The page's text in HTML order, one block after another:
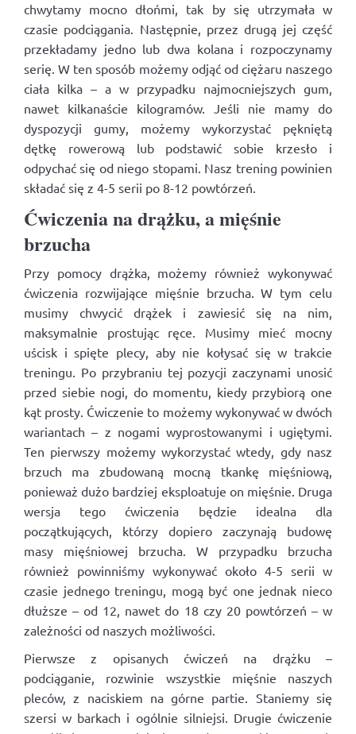
chwytamy mocno dłońmi, tak by się utrzymała w
czasie podciągania. Następnie, przez drugą jej część
przekładamy jedno lub dwa kolana i rozpoczynamy
serię. W ten sposób możemy odjąć od ciężaru naszego
ciała kilka – a w przypadku najmocniejszych gum,
nawet kilkanaście kilogramów. Jeśli nie mamy do
dyspozycji gumy, możemy wykorzystać pękniętą
dętkę rowerową lub podstawić sobie krzesło i
odpychać się od niego stopami. Nasz trening powinien
składać się z 4-5 serii po 8-12 powtórzeń.
Ćwiczenia na drążku, a mięśnie
brzucha
Przy pomocy drążka, możemy również wykonywać
ćwiczenia rozwijające mięśnie brzucha. W tym celu
musimy chwycić drążek i zawiesić się na nim,
maksymalnie prostując ręce. Musimy mieć mocny
uścisk i spięte plecy, aby nie kołysać się w trakcie
treningu. Po przybraniu tej pozycji zaczynami unosić
przed siebie nogi, do momentu, kiedy przybiorą one
kąt prosty. Ćwiczenie to możemy wykonywać w dwóch
wariantach – z nogami wyprostowanymi i ugiętymi.
Ten pierwszy możemy wykorzystać wtedy, gdy nasz
brzuch ma zbudowaną mocną tkankę mięśniową,
ponieważ dużo bardziej eksploatuje on mięśnie. Druga
wersja tego ćwiczenia będzie idealna dla
początkujących, którzy dopiero zaczynają budowę
masy mięśniowej brzucha. W przypadku brzucha
również powinniśmy wykonywać około 4-5 serii w
czasie jednego treningu, mogą być one jednak nieco
dłuższe – od 12, nawet do 18 czy 20 powtórzeń – w
zależności od naszych możliwości.
Pierwsze z opisanych ćwiczeń na drążku –
podciąganie, rozwinie wszystkie mięśnie naszych
pleców, z naciskiem na górne partie. Staniemy się
szersi w barkach i ogólnie silniejsi. Drugie ćwiczenie